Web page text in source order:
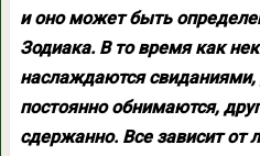
и оно может быть
Зодиака. В то время как
наслаждаются свиданиями,
постоянно обнимаются,
сдержанно. Все зависит от